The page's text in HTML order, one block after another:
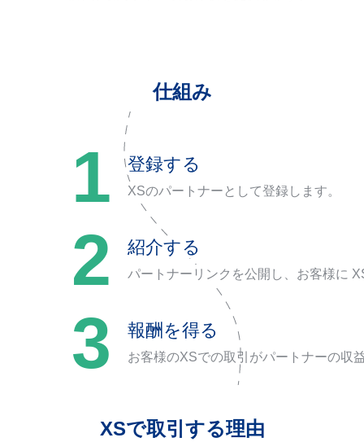
仕組み
1 登録する
XSのパートナーとして登録します。
2 紹介する
パートナーリンクを公開し、お客様に
3 報酬を得る
お客様のXSでの取引がパートナーの収
XSで取引する理由